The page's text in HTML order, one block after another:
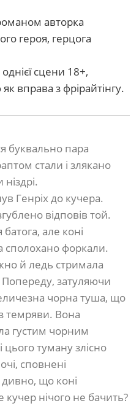
авторка
героя, герцога
сцени 18+,
вправа з фрірайтінгу.
буквально пара
стали і злякано
Генріх до кучера.
відповів той.
але коні
сполохано форкали.
й ледь стримала
затуляючи
чорна туша, що
з темряви. Вона
густим чорним
туману злісно
сповнені
що коні
нічого не бачить?